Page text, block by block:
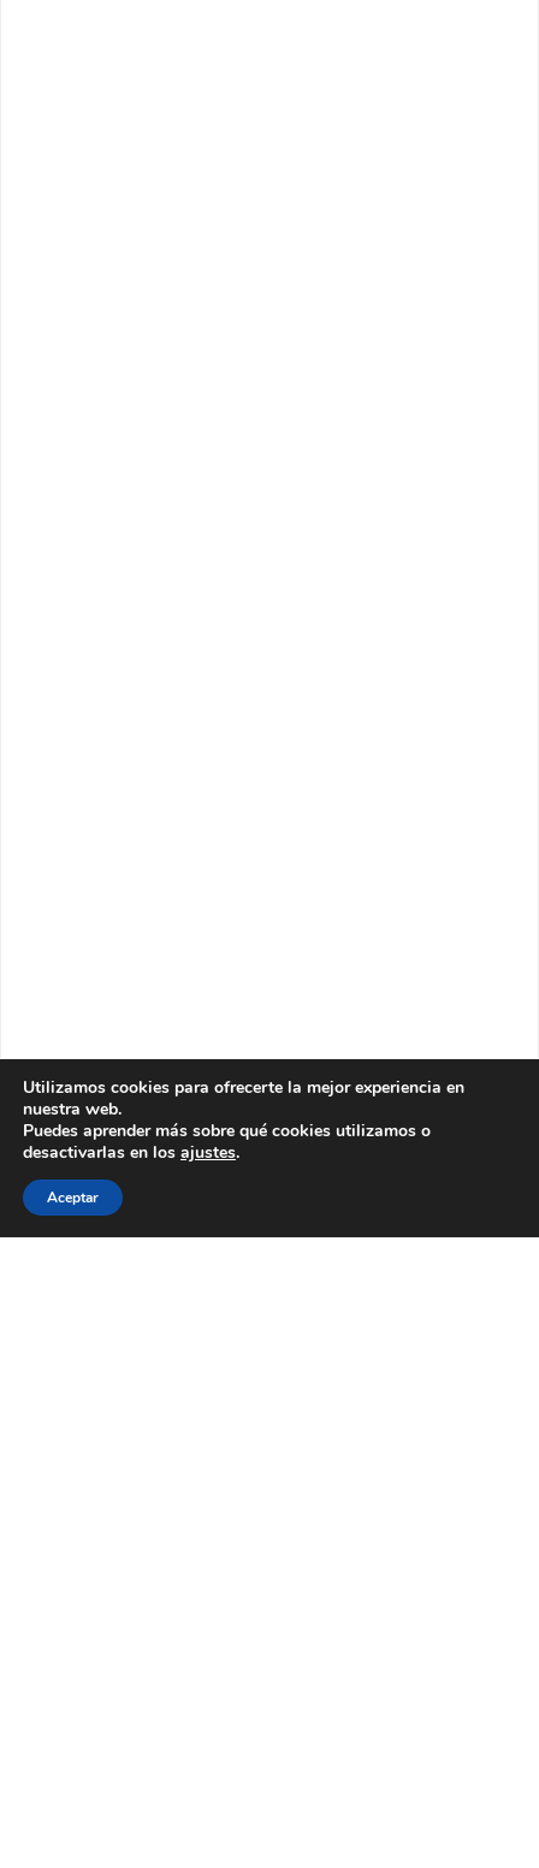
Utilizamos cookies para ofrecerte la mejor experiencia en
nuestra web.
Puedes aprender más sobre qué cookies utilizamos o
desactivarlas en los ajustes.
Aceptar